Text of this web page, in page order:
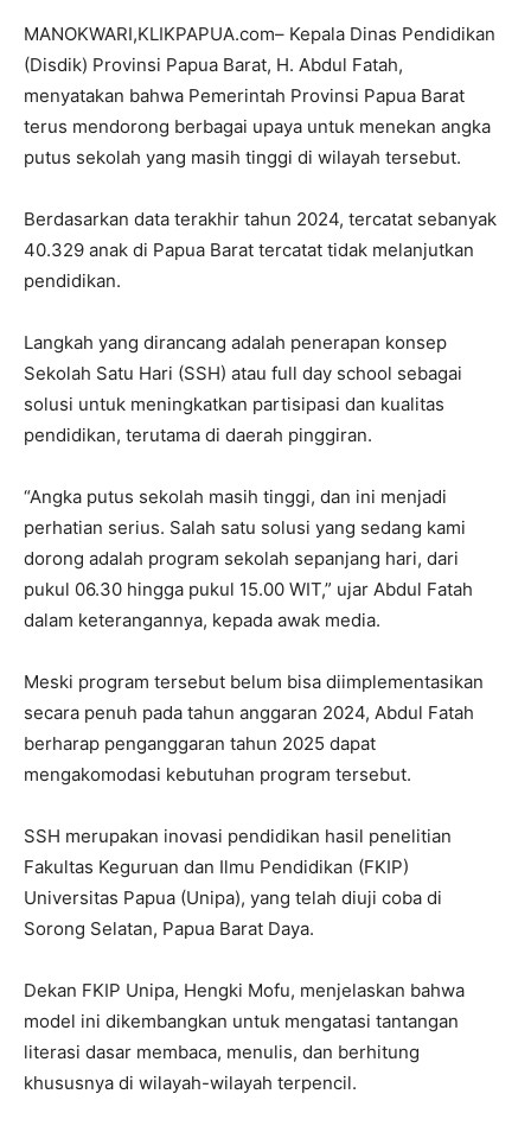
MANOKWARI,KLIKPAPUA.com– Kepala Dinas Pendidikan
(Disdik) Provinsi Papua Barat, H. Abdul Fatah,
menyatakan bahwa Pemerintah Provinsi Papua Barat
terus mendorong berbagai upaya untuk menekan angka
putus sekolah yang masih tinggi di wilayah tersebut.
Berdasarkan data terakhir tahun 2024, tercatat sebanyak
40.329 anak di Papua Barat tercatat tidak melanjutkan
pendidikan.
Langkah yang dirancang adalah penerapan konsep
Sekolah Satu Hari (SSH) atau full day school sebagai
solusi untuk meningkatkan partisipasi dan kualitas
pendidikan, terutama di daerah pinggiran.
“Angka putus sekolah masih tinggi, dan ini menjadi
perhatian serius. Salah satu solusi yang sedang kami
dorong adalah program sekolah sepanjang hari, dari
pukul 06.30 hingga pukul 15.00 WIT,” ujar Abdul Fatah
dalam keterangannya, kepada awak media.
Meski program tersebut belum bisa diimplementasikan
secara penuh pada tahun anggaran 2024, Abdul Fatah
berharap penganggaran tahun 2025 dapat
mengakomodasi kebutuhan program tersebut.
SSH merupakan inovasi pendidikan hasil penelitian
Fakultas Keguruan dan Ilmu Pendidikan (FKIP)
Universitas Papua (Unipa), yang telah diuji coba di
Sorong Selatan, Papua Barat Daya.
Dekan FKIP Unipa, Hengki Mofu, menjelaskan bahwa
model ini dikembangkan untuk mengatasi tantangan
literasi dasar membaca, menulis, dan berhitung
khususnya di wilayah-wilayah terpencil.